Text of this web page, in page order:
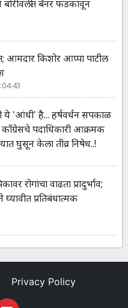
बोरीवलीत बॅनर फडकावून
आमदार किशोर आप्पा पाटील
ये 'आंधी' है... हर्षवर्धन सपकाळ
काँग्रेसचे पदाधिकारी आक्रमक
घुसून केला तीव्र निषेध..!
रोगांचा वाढता प्रादुर्भाव;
प्रतिबंधात्मक
Privacy Policy